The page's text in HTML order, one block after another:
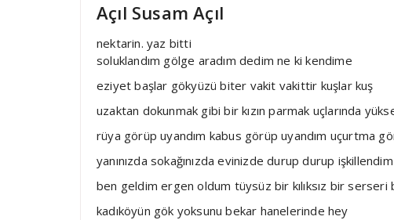
Açıl Susam Açıl
nektarin. yaz bitti
soluklandım gölge aradım dedim ne ki kendime
eziyet başlar gökyüzü biter vakit vakittir kuşlar kuş
uzaktan dokunmak gibi bir kızın parmak uçlarında
rüya görüp uyandım kabus görüp uyandım uçurtma
yanınızda sokağınızda evinizde durup durup işkillendim
ben geldim ergen oldum tüysüz bir kılıksız bir serseri
kadıköyün gök yoksunu bekar hanelerinde hey